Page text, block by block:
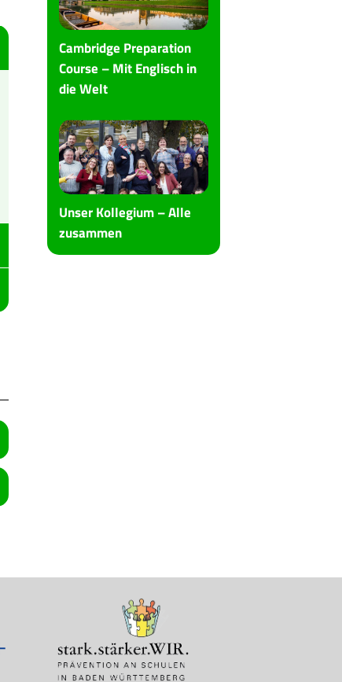
Cambridge Preparation
Course – Mit Englisch in
die Welt
Unser Kollegium – Alle
zusammen